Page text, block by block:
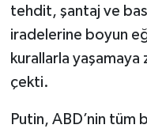
tehdit, şantaj ve
iradelerine boyun
kurallarla yaşamaya
çekti.
Putin, ABD’nin tüm